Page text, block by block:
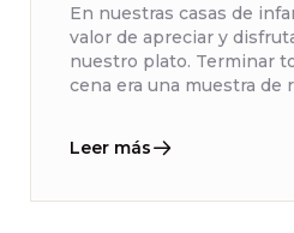
En nuestras casas de
valor de apreciar y
nuestro plato. Terminar
cena era una muestra de
Leer más